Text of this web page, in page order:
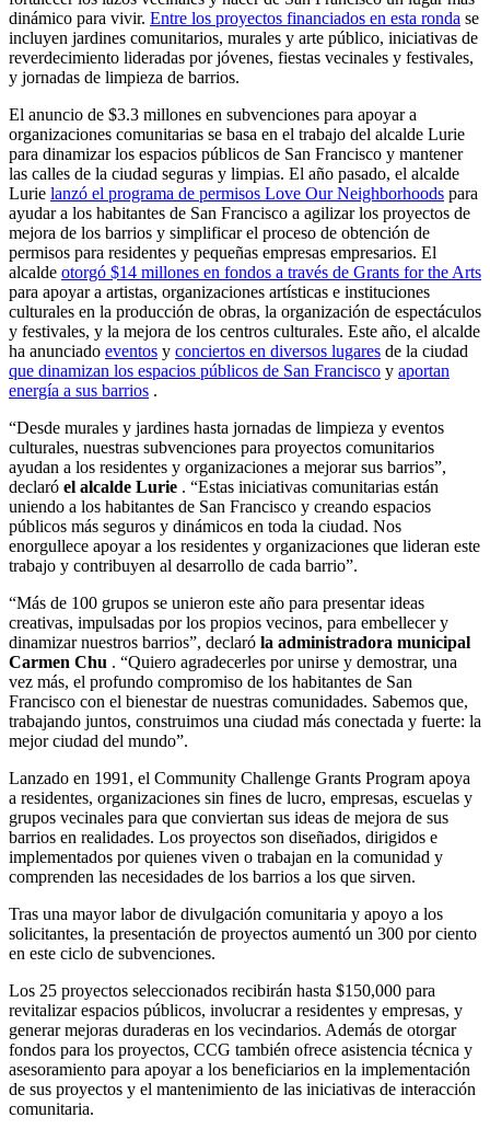
dinámico para vivir. Entre los proyectos financiados en esta ronda se
incluyen jardines comunitarios, murales y arte público, iniciativas de
reverdecimiento lideradas por jóvenes, fiestas vecinales y festivales,
y jornadas de limpieza de barrios.
El anuncio de $3.3 millones en subvenciones para apoyar a
organizaciones comunitarias se basa en el trabajo del alcalde Lurie
para dinamizar los espacios públicos de San Francisco y mantener
las calles de la ciudad seguras y limpias. El año pasado, el alcalde
Lurie lanzó el programa de permisos Love Our Neighborhoods para
ayudar a los habitantes de San Francisco a agilizar los proyectos de
mejora de los barrios y simplificar el proceso de obtención de
permisos para residentes y pequeñas empresas empresarios. El
alcalde otorgó $14 millones en fondos a través de Grants for the Arts
para apoyar a artistas, organizaciones artísticas e instituciones
culturales en la producción de obras, la organización de espectáculos
y festivales, y la mejora de los centros culturales. Este año, el alcalde
ha anunciado eventos y conciertos en diversos lugares de la ciudad
que dinamizan los espacios públicos de San Francisco y aportan
energía a sus barrios .
“Desde murales y jardines hasta jornadas de limpieza y eventos
culturales, nuestras subvenciones para proyectos comunitarios
ayudan a los residentes y organizaciones a mejorar sus barrios”,
declaró el alcalde Lurie . “Estas iniciativas comunitarias están
uniendo a los habitantes de San Francisco y creando espacios
públicos más seguros y dinámicos en toda la ciudad. Nos
enorgullece apoyar a los residentes y organizaciones que lideran este
trabajo y contribuyen al desarrollo de cada barrio”.
“Más de 100 grupos se unieron este año para presentar ideas
creativas, impulsadas por los propios vecinos, para embellecer y
dinamizar nuestros barrios”, declaró la administradora municipal
Carmen Chu . “Quiero agradecerles por unirse y demostrar, una
vez más, el profundo compromiso de los habitantes de San
Francisco con el bienestar de nuestras comunidades. Sabemos que,
trabajando juntos, construimos una ciudad más conectada y fuerte: la
mejor ciudad del mundo”.
Lanzado en 1991, el Community Challenge Grants Program apoya
a residentes, organizaciones sin fines de lucro, empresas, escuelas y
grupos vecinales para que conviertan sus ideas de mejora de sus
barrios en realidades. Los proyectos son diseñados, dirigidos e
implementados por quienes viven o trabajan en la comunidad y
comprenden las necesidades de los barrios a los que sirven.
Tras una mayor labor de divulgación comunitaria y apoyo a los
solicitantes, la presentación de proyectos aumentó un 300 por ciento
en este ciclo de subvenciones.
Los 25 proyectos seleccionados recibirán hasta $150,000 para
revitalizar espacios públicos, involucrar a residentes y empresas, y
generar mejoras duraderas en los vecindarios. Además de otorgar
fondos para los proyectos, CCG también ofrece asistencia técnica y
asesoramiento para apoyar a los beneficiarios en la implementación
de sus proyectos y el mantenimiento de las iniciativas de interacción
comunitaria.